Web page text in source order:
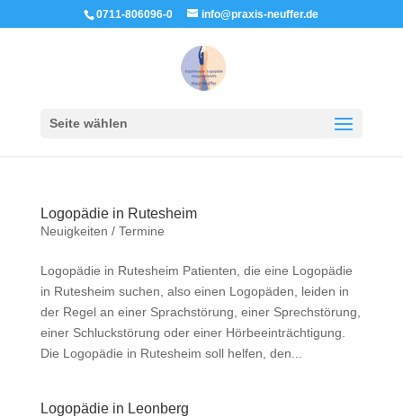
0711-806096-0 info@praxis-neuffer.de
Seite wählen
Logopädie in Rutesheim
Neuigkeiten / Termine
Logopädie in Rutesheim Patienten, die eine Logopädie
in Rutesheim suchen, also einen Logopäden, leiden in
der Regel an einer Sprachstörung, einer Sprechstörung,
einer Schluckstörung oder einer Hörbeeinträchtigung.
Die Logopädie in Rutesheim soll helfen, den...
Logopädie in Leonberg